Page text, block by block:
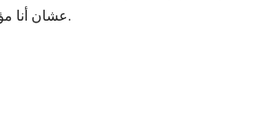
عشان أنا مؤمنة بالتخصص وحتى قبل ما ألاقى شغل كنت بدأت أدرس.